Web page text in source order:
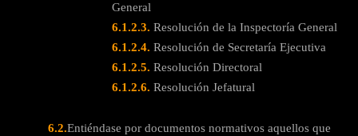
General
6.1.2.3. Resolución de la Inspectoría General
6.1.2.4. Resolución de Secretaría Ejecutiva
6.1.2.5. Resolución Directoral
6.1.2.6. Resolución Jefatural
6.2.Entiéndase por documentos normativos aquellos que